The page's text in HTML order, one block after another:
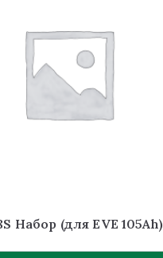
Набор (для EVE 105Ah)